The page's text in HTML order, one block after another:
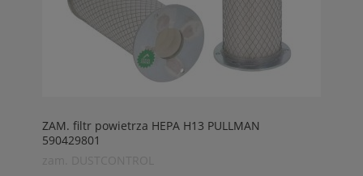
ZAM. filtr powietrza HEPA H13 PULLMAN
590429801